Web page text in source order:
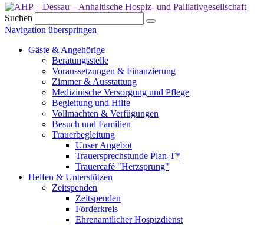
Suchen
Navigation überspringen
Gäste & Angehörige
Beratungsstelle
Voraussetzungen & Finanzierung
Zimmer & Ausstattung
Medizinische Versorgung und Pflege
Begleitung und Hilfe
Vollmachten & Verfügungen
Besuch und Familien
Trauerbegleitung
Unser Angebot
Trauersprechstunde Plan-T*
Trauercafé "Herzsprung"
Helfen & Unterstützen
Zeitspenden
Zeitspenden
Förderkreis
Ehrenamtlicher Hospizdienst